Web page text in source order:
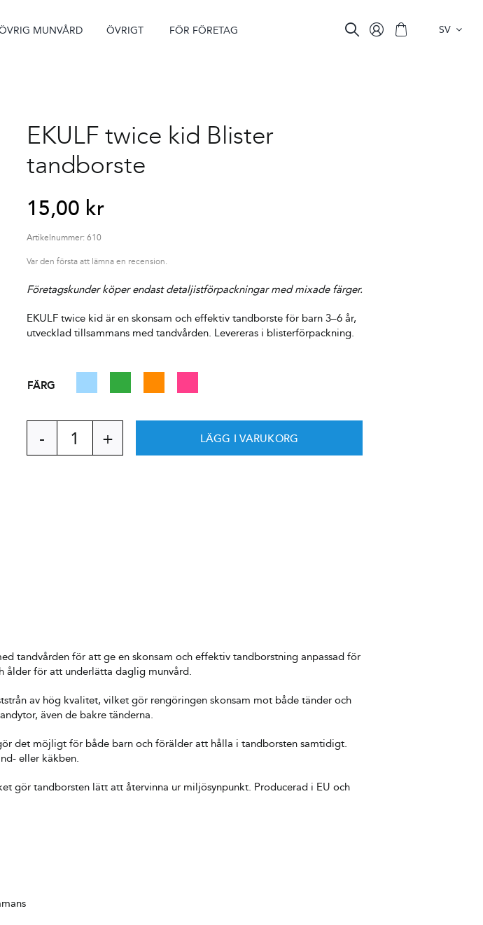
MUNVÅRD ÖVRIGT FÖR FÖRETAG SV
EKULF twice kid Blister
tandborste
15,00 kr
Artikelnummer:610
Var den första att lämna en recension.
Företagskunder köper endast detaljistförpackningar med mixade färger.
EKULF twice kid är en skonsam och effektiv tandborste för barn 3–6 år,
utvecklad tillsammans med tandvården. Levereras i blisterförpackning.
FÄRG
EKULF
twice
LÄGG I VARUKORG
tandvården för att ge en skonsam och effektiv tandborstning anpassad för
ålder för att underlätta daglig munvård.
av hög kvalitet, vilket gör rengöringen skonsam mot både tänder och
även de bakre tänderna.
det möjligt för både barn och förälder att hålla i tandborsten samtidigt.
eller käkben.
gör tandborsten lätt att återvinna ur miljösynpunkt. Producerad i EU och